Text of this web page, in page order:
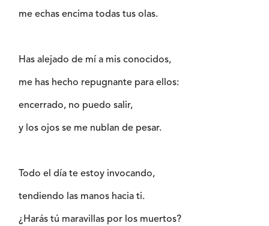
me echas encima todas tus olas.
Has alejado de mí a mis conocidos,
me has hecho repugnante para ellos:
encerrado, no puedo salir,
y los ojos se me nublan de pesar.
Todo el día te estoy invocando,
tendiendo las manos hacia ti.
¿Harás tú maravillas por los muertos?